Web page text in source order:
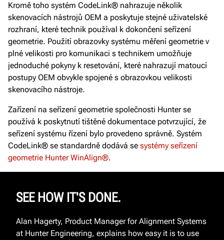
Kromě toho systém CodeLink® nahrazuje několik
skenovacích nástrojů OEM a poskytuje stejné uživatelské
rozhraní, které technik používal k dokončení seřízení
geometrie. Použití obrazovky systému měření geometrie v
plné velikosti pro komunikaci s technikem umožňuje
jednoduché pokyny k resetování, které nahrazují matoucí
postupy OEM obvykle spojené s obrazovkou velikosti
skenovacího nástroje.
Zařízení na seřízení geometrie společnosti Hunter se
používá k poskytnutí tištěné dokumentace potvrzující, že
seřízení systému řízení bylo provedeno správně. Systém
CodeLink® se standardně dodává se systémy seřízení
geometrie Hunter WinAlign®.
SEE HOW IT'S DONE.
Alan Hagerty, Product Manager for Alignment Systems
at Hunter Engineering, explains how easy it is to use